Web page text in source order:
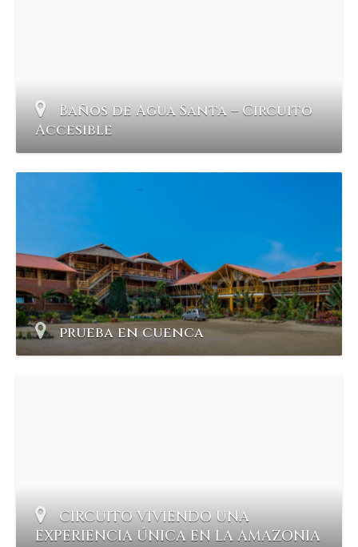
Baños de Agua Santa – Circuito
Accesible
prueba en cuenca
CIRCUITO VIVIENDO UNA
EXPERIENCIA ÚNICA EN LA AMAZONIA